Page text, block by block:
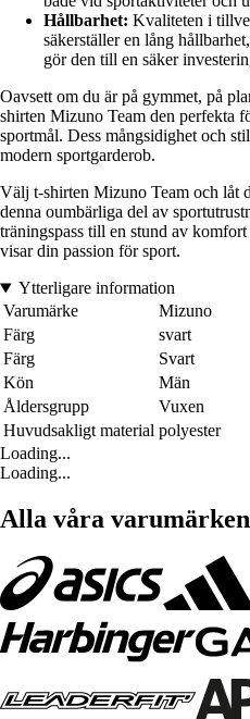
Hållbarhet: Kvaliteten i
säkerställer en lång
gör den till en säker
Oavsett om du är på gymmet, på
shirten Mizuno Team den perfekta
sportmål. Dess mångsidighet och
modern sportgarderob.
Välj t-shirten Mizuno Team och låt
denna oumbärliga del av
träningspass till en stund av
visar din passion för sport.
Ytterligare information
Varumärke
Mizuno
Färg
svart
Färg
Svart
Kön
Män
Åldersgrupp
Vuxen
Huvudsakligt material polyester
Loading...
Loading...
Alla våra varumärken